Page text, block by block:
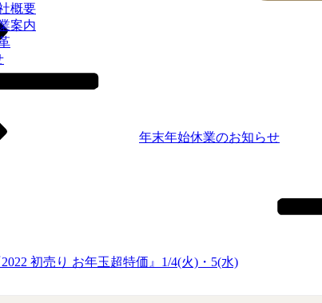
概要
案内
年末年始休業のお知らせ
初売り お年玉超特価』1/4(火)・5(水)